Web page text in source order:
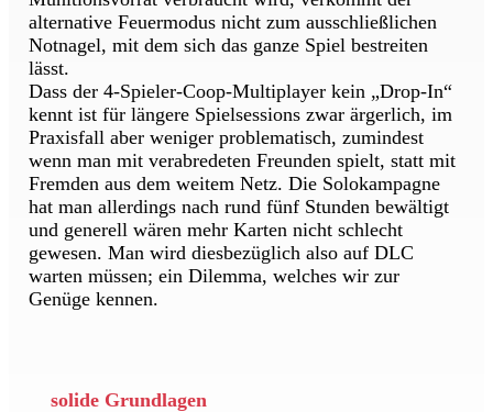
alternative Feuermodus nicht zum ausschließlichen
Notnagel, mit dem sich das ganze Spiel bestreiten
lässt.
Dass der 4-Spieler-Coop-Multiplayer kein „Drop-In“
kennt ist für längere Spielsessions zwar ärgerlich, im
Praxisfall aber weniger problematisch, zumindest
wenn man mit verabredeten Freunden spielt, statt mit
Fremden aus dem weitem Netz. Die Solokampagne
hat man allerdings nach rund fünf Stunden bewältigt
und generell wären mehr Karten nicht schlecht
gewesen. Man wird diesbezüglich also auf DLC
warten müssen; ein Dilemma, welches wir zur
Genüge kennen.
solide Grundlagen